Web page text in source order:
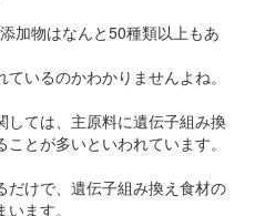
加物はなんと50種類以上もあ
いるのかわかりませんよね。
しては、主原料に遺伝子組み換
とが多いといわれています。
だけで、遺伝子組み換え食材の
ます。